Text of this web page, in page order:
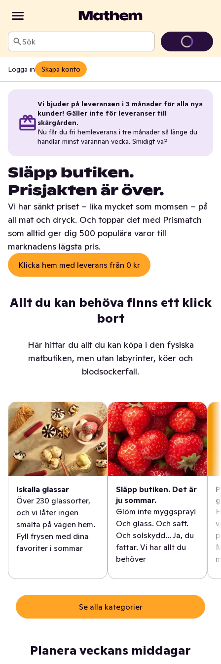
Sök
Logga in Skapa konto
Vi bjuder på leveransen i 3 månader för alla nya
kunder! Gäller inte för leveranser till
skärgården.
Nu får du fri hemleverans i tre månader så länge du
handlar minst varannan vecka. Smidigt va?
Släpp butiken.
Prisjakten är över.
Vi har sänkt priset – lika mycket som momsen – på
all mat och dryck. Och toppar det med Prismatch
som alltid ger dig 500 populära varor till
marknadens lägsta pris.
Klicka hem med leverans från 0 kr
Allt du kan behöva finns ett klick
bort
Här hittar du allt du kan köpa i den fysiska
matbutiken, men utan labyrinter, köer och
blodsockerfall.
Iskalla glassar
Över 230 glassorter,
och vi låter ingen
smälta på vägen hem.
Fyll frysen med dina
favoriter i sommar
Släpp butiken. Det är
ju sommar.
Glöm inte myggspray!
Och glass. Och saft.
Och solskydd... Ja, du
fattar. Vi har allt du
behöver
Se alla kategorier
Planera veckans middagar